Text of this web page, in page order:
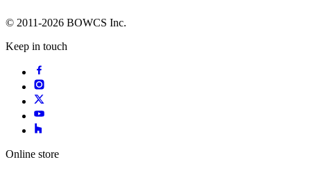
© 2011-2026 BOWCS Inc.
Keep in touch
Online store